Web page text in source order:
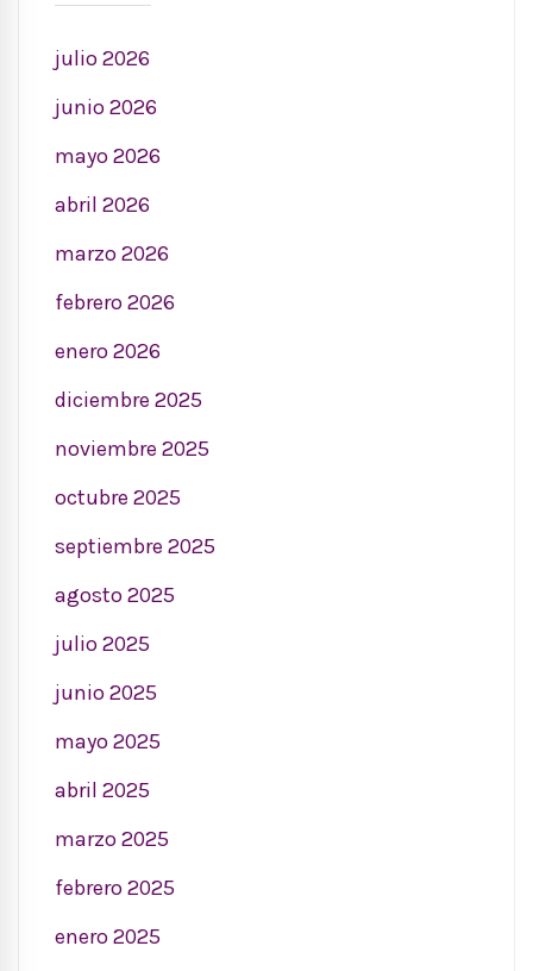
julio 2026
junio 2026
mayo 2026
abril 2026
marzo 2026
febrero 2026
enero 2026
diciembre 2025
noviembre 2025
octubre 2025
septiembre 2025
agosto 2025
julio 2025
junio 2025
mayo 2025
abril 2025
marzo 2025
febrero 2025
enero 2025